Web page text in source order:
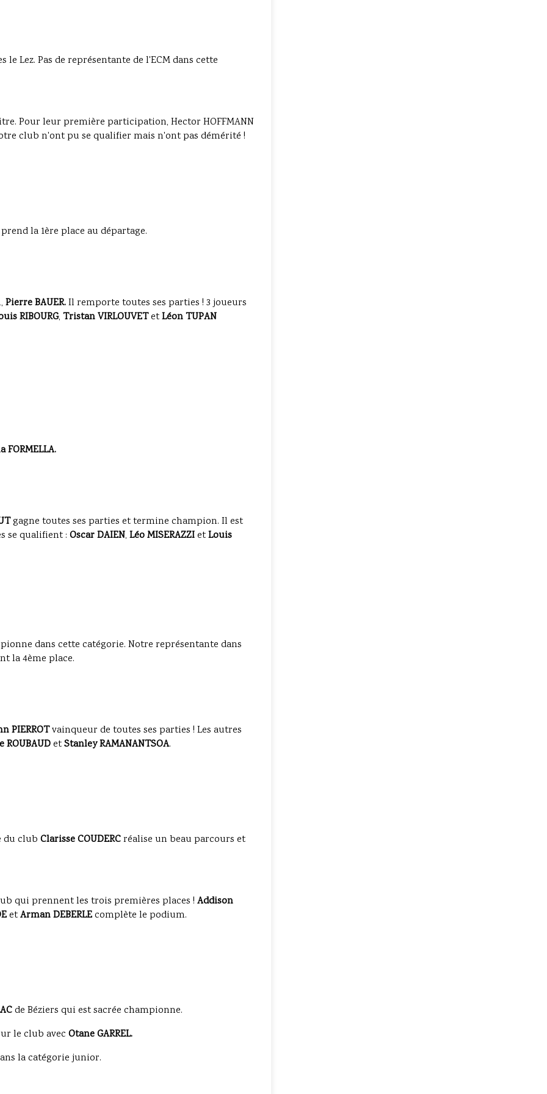
le Lez. Pas de représentante de l'ECM dans cette
Pour leur première participation, Hector HOFFMANN
club n'ont pu se qualifier mais n'ont pas démérité !
la 1ère place au départage.
Pierre BAUER.Il remporte toutes ses parties ! 3 joueurs
RIBOURG, Tristan VIRLOUVETetLéon TUPAN
FORMELLA.
gagne toutes ses parties et termine champion. Il est
se qualifient : Oscar DAIEN, Léo MISERAZZIetLouis
dans cette catégorie. Notre représentante dans
la 4ème place.
PIERROTvainqueur de toutes ses parties ! Les autres
etStanley RAMANANTSOA.
du club Clarisse COUDERCréalise un beau parcours et
qui prennent les trois premières places ! Addison
etArman DEBERLEcomplète le podium.
de Béziers qui est sacrée championne.
le club avec Otane GARREL.
la catégorie junior.